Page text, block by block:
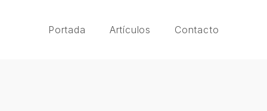
Portada Artículos Contacto